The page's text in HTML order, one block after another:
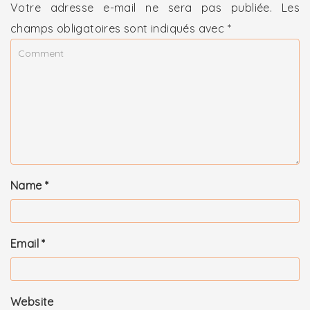
Votre adresse e-mail ne sera pas publiée.
Les
champs obligatoires sont indiqués avec *
Name *
Email*
Website